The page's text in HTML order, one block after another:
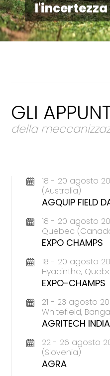
GLI
della
18 - 20 agosto
(Australia)
AGQUIP FIELD
18 - 20 agosto
Quebec
EXPO CHAMPS
18 - 20 agosto
Hyacinthe,
EXPO-CHAMPS
21 - 23 agosto
Whitefield,
AGRITECH INDIA
22 - 26 agosto
(Slovenia)
AGRA